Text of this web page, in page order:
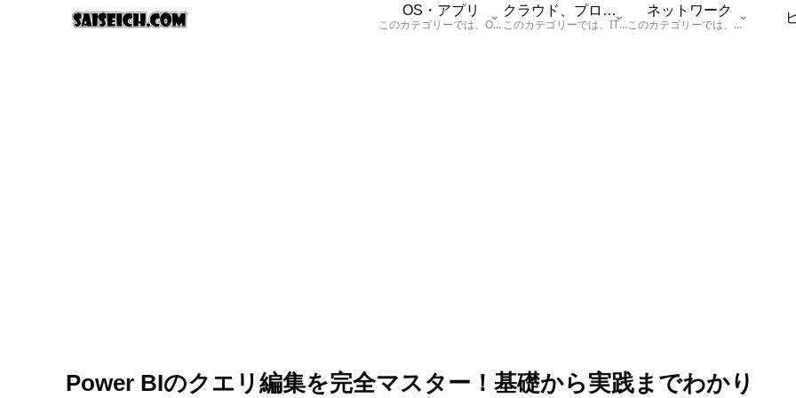
OS・アプリ
このカテゴリーでは、OSに関する情報を記載しています。
クラウド、プログラム
このカテゴリーでは、ITに関する基本的な情報として「ハードウェア、「サーバー」、「データベース、「ネットワーク」、「セキュリティ」、「プログラム」に関する情報を記載しています。
ネットワーク
このカテゴリーでは、「ネットワーク」に関する情報を記載しています。
Power BIのクエリ編集を完全マスター！基礎から実践までわかり